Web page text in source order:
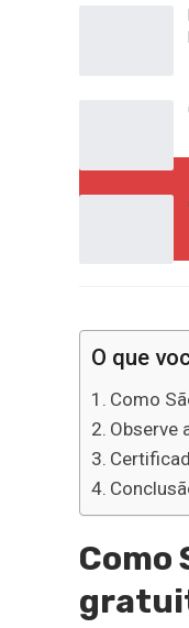
O que
Como
Observe
Como